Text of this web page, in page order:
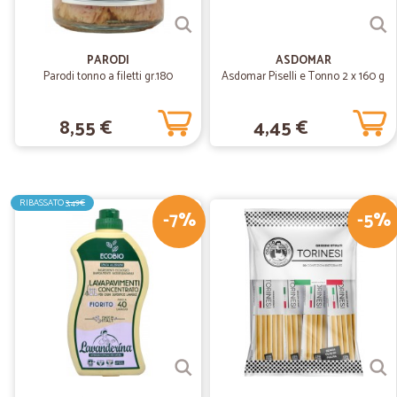
PARODI
Parodi tonno a filetti gr.180
8,55 €
ASDOMAR
Asdomar Piselli e Tonno 2 x 160 g
4,45 €
-7%
RIBASSATO3,49€
-5%